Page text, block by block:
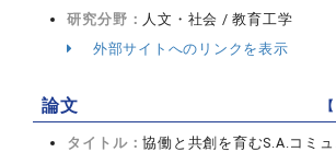
研究分野： 人文・社会 / 教育工学
外部サイトへのリンクを表示
論文
タイトル：協働と共創を育むS.A.コミ